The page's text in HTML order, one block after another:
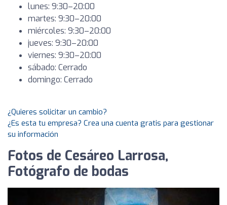
lunes: 9:30–20:00
martes: 9:30–20:00
miércoles: 9:30–20:00
jueves: 9:30–20:00
viernes: 9:30–20:00
sábado: Cerrado
domingo: Cerrado
¿Quieres solicitar un cambio?
¿Es esta tu empresa? Crea una cuenta gratis para gestionar
su información
Fotos de Cesáreo Larrosa,
Fotógrafo de bodas